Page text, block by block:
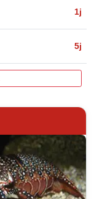
1j
5j